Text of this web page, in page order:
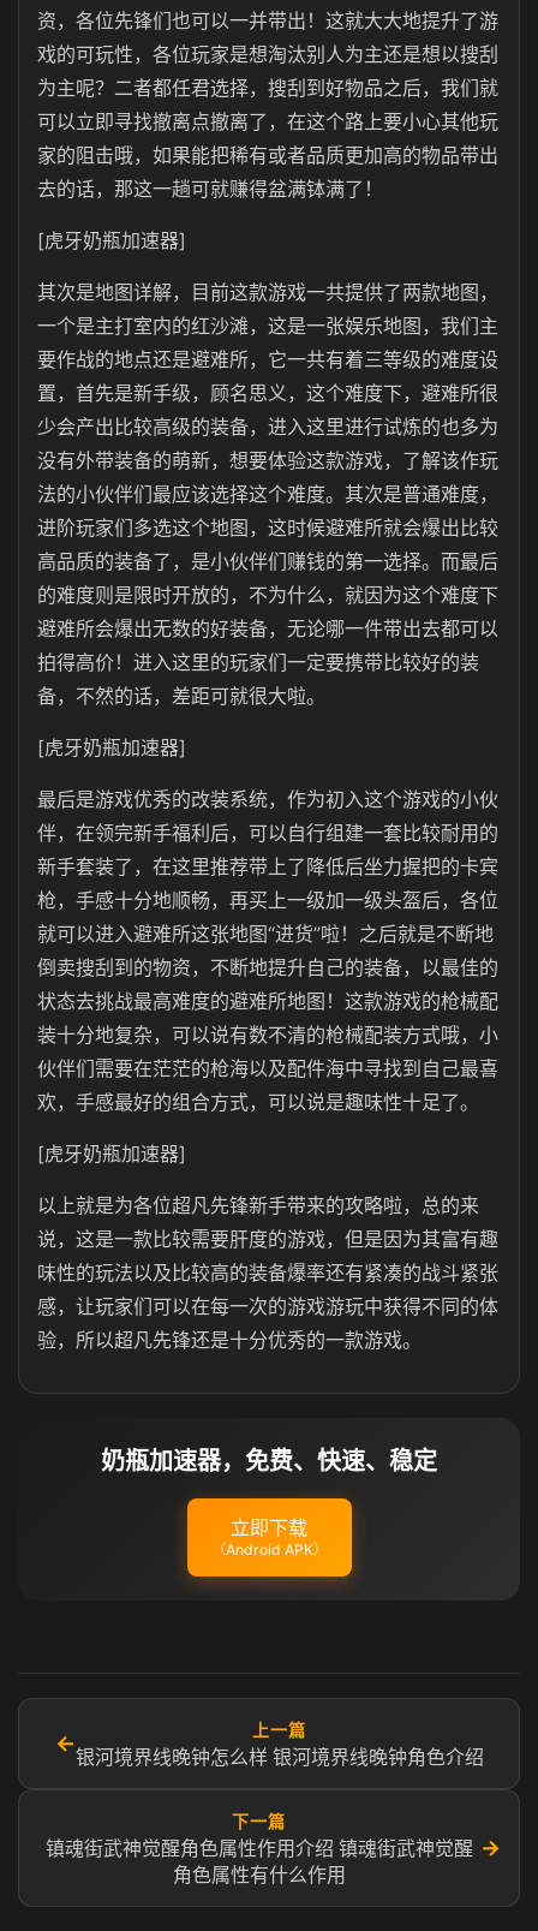
资，各位先锋们也可以一并带出！这就大大地提升了游
戏的可玩性，各位玩家是想淘汰别人为主还是想以搜刮
为主呢？二者都任君选择，搜刮到好物品之后，我们就
可以立即寻找撤离点撤离了，在这个路上要小心其他玩
家的阻击哦，如果能把稀有或者品质更加高的物品带出
去的话，那这一趟可就赚得盆满钵满了！
[虎牙奶瓶加速器]
其次是地图详解，目前这款游戏一共提供了两款地图，
一个是主打室内的红沙滩，这是一张娱乐地图，我们主
要作战的地点还是避难所，它一共有着三等级的难度设
置，首先是新手级，顾名思义，这个难度下，避难所很
少会产出比较高级的装备，进入这里进行试炼的也多为
没有外带装备的萌新，想要体验这款游戏，了解该作玩
法的小伙伴们最应该选择这个难度。其次是普通难度，
进阶玩家们多选这个地图，这时候避难所就会爆出比较
高品质的装备了，是小伙伴们赚钱的第一选择。而最后
的难度则是限时开放的，不为什么，就因为这个难度下
避难所会爆出无数的好装备，无论哪一件带出去都可以
拍得高价！进入这里的玩家们一定要携带比较好的装
备，不然的话，差距可就很大啦。
[虎牙奶瓶加速器]
最后是游戏优秀的改装系统，作为初入这个游戏的小伙
伴，在领完新手福利后，可以自行组建一套比较耐用的
新手套装了，在这里推荐带上了降低后坐力握把的卡宾
枪，手感十分地顺畅，再买上一级加一级头盔后，各位
就可以进入避难所这张地图“进货”啦！之后就是不断地
倒卖搜刮到的物资，不断地提升自己的装备，以最佳的
状态去挑战最高难度的避难所地图！这款游戏的枪械配
装十分地复杂，可以说有数不清的枪械配装方式哦，小
伙伴们需要在茫茫的枪海以及配件海中寻找到自己最喜
欢，手感最好的组合方式，可以说是趣味性十足了。
[虎牙奶瓶加速器]
以上就是为各位超凡先锋新手带来的攻略啦，总的来
说，这是一款比较需要肝度的游戏，但是因为其富有趣
味性的玩法以及比较高的装备爆率还有紧凑的战斗紧张
感，让玩家们可以在每一次的游戏游玩中获得不同的体
验，所以超凡先锋还是十分优秀的一款游戏。
奶瓶加速器，免费、快速、稳定
立即下载
（Android APK）
←
上一篇
银河境界线晚钟怎么样 银河境界线晚钟角色介绍
下一篇
镇魂街武神觉醒角色属性作用介绍 镇魂街武神觉醒
角色属性有什么作用
→